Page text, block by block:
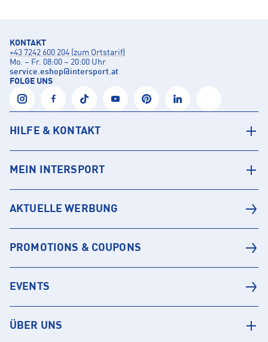
KONTAKT
+43 7242 600 204 (zum Ortstarif)
Mo. – Fr. 08:00 – 20:00 Uhr
service.eshop@intersport.at
FOLGE UNS
HILFE & KONTAKT
MEIN INTERSPORT
AKTUELLE WERBUNG
PROMOTIONS & COUPONS
EVENTS
ÜBER UNS